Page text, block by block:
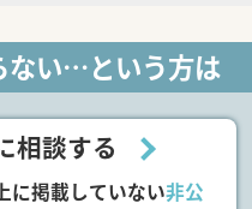
ない…という方は
相談する
に掲載していない非公